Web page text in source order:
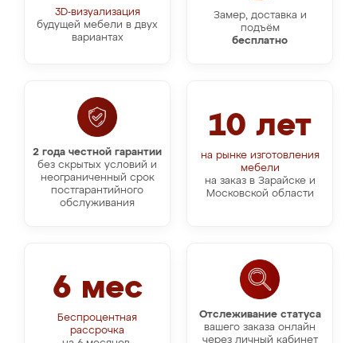
3D-визуализация
будущей мебели в двух
вариантах
Замер, доставка и
подъём
бесплатно
10 лет
на рынке изготовления
мебели
на заказ в Зарайске и
Московской области
2 года честной гарантии
без скрытых условий и
неограниченный срок
постгарантийного
обслуживания
Отслеживание статуса
вашего заказа онлайн
через личный кабинет
6 мес
Беспроцентная
рассрочка